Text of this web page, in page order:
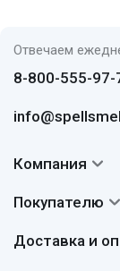
Отвечаем
8-800-555-97-
Компания
Авторы
Покупателю
Доставка и